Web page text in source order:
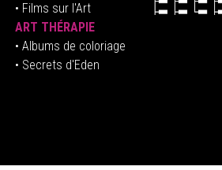
• Films sur l'Art
ART THÉRAPIE
• Albums de coloriage
• Secrets d'Eden